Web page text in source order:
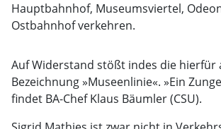
Hauptbahnhof, Museumsviertel,
Ostbahnhof verkehren.
Auf Widerstand stößt indes die hierfür
Bezeichnung »Museenlinie«. »Ein
findet BA-Chef Klaus Bäumler (CSU).